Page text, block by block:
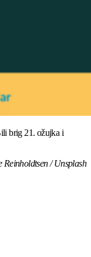
brig 21. ožujka i
Reinholdtsen / Unsplash